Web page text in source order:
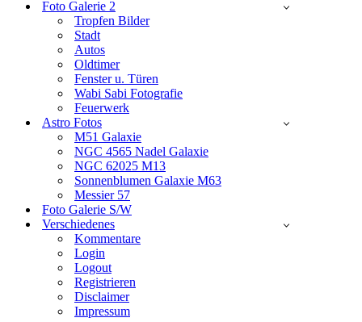
Foto Galerie 2
Tropfen Bilder
Stadt
Autos
Oldtimer
Fenster u. Türen
Wabi Sabi Fotografie
Feuerwerk
Astro Fotos
M51 Galaxie
NGC 4565 Nadel Galaxie
NGC 62025 M13
Sonnenblumen Galaxie M63
Messier 57
Foto Galerie S/W
Verschiedenes
Kommentare
Login
Logout
Registrieren
Disclaimer
Impressum